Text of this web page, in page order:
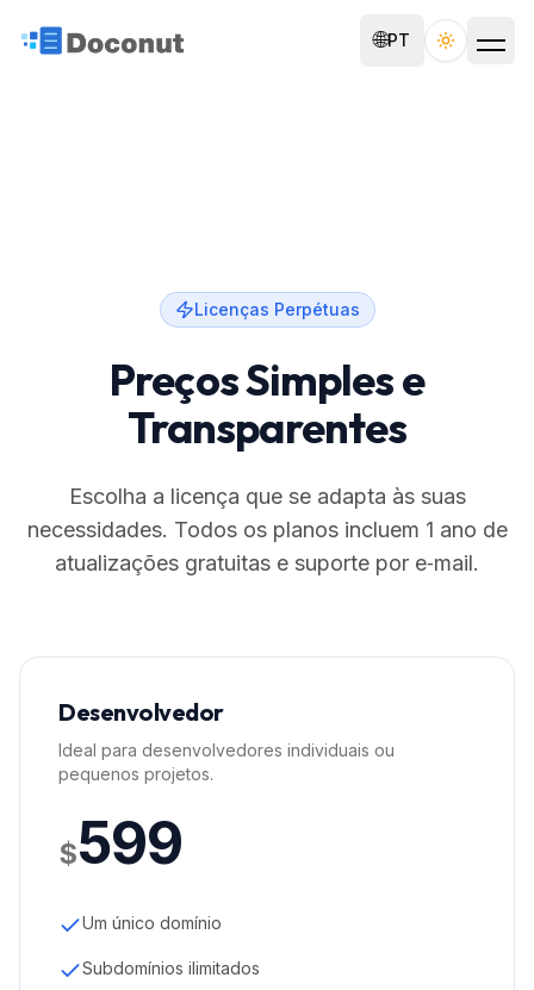
🌐PT Toggle
Licenças Perpétuas
Preços Simples e
Transparentes
Escolha a licença que se adapta às suas
necessidades. Todos os planos incluem 1 ano de
atualizações gratuitas e suporte por e‑mail.
Desenvolvedor
Ideal para desenvolvedores individuais ou
pequenos projetos.
$599
Um único domínio
Subdomínios ilimitados